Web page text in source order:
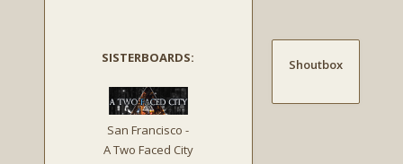
SISTERBOARDS:
San Francisco -
A Two Faced City
Shoutbox